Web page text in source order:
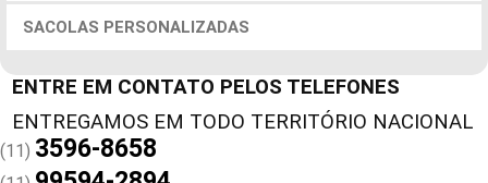
SACOLAS PERSONALIZADAS
ENTRE EM CONTATO PELOS TELEFONES
(11) 3596-8658